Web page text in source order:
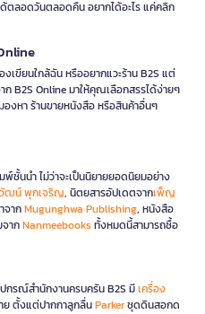
ตลอดวันตลอดคืน อยากได้อะไร แค่คลิก
เขียนใกล้ฉัน หรืออยากแวะร้าน B2S แต่
ก B2S Online มาให้คุณเลือกสรรได้ง่ายๆ
งหา ร้านขายหนังสือ หรือสินค้าอื่นๆ
ชั้นนำ ไม่ว่าจะเป็นนิยายยอดนิยมอย่าง
ฒน์ พุกเจริญ, นิตยสารอัปเดตจากเพ็ญ
จากMugunghwa Publishing, หนังสือ
ากNanmeebooks ทั้งหมดนี้สามารถซื้อ
กรณ์สำนักงานครบครัน B2S มีเครื่อง
ย ตั้งแต่ปากกาลูกลื่นParkerชุดดินสอกด